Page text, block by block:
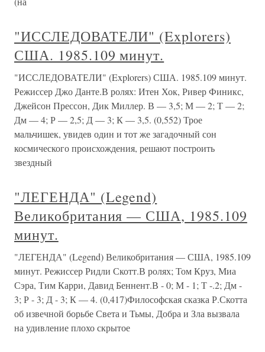
"ИССЛЕДОВАТЕЛИ" (Explorers)
США. 1985.109 минут.
"ИССЛЕДОВАТЕЛИ" (Explorers) США. 1985.109 минут.
Режиссер Джо Данте.В ролях: Итен Хок, Ривер Финикс,
Джейсон Прессон, Дик Миллер. В — 3,5; М — 2; Т — 2;
Дм — 4; Р — 2,5; Д — 3; К — 3,5. (0,552) Трое
мальчишек, увидев один и тот же загадочный сон
космического происхождения, решают построить
звездный
"ЛЕГЕНДА" (Legend)
Великобритания — США, 1985.109
минут.
"ЛЕГЕНДА" (Legend) Великобритания — США, 1985.109
минут. Режиссер Ридли Скотт.В ролях; Том Круз, Миа
Сэра, Тим Карри, Давид Беннент.В - 0; М - 1; Т -.2; Дм -
3; Р - 3; Д - 3; К — 4. (0,417)Философская сказка Р.Скотта
об извечной борьбе Света и Тьмы, Добра и Зла вызвала
на удивление плохо скрытое